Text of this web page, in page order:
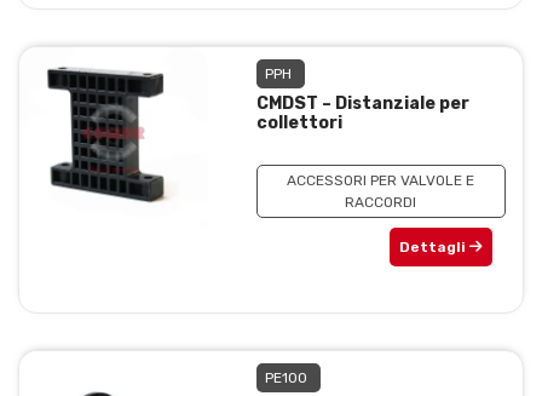
PPH
CMDST – Distanziale per
collettori
ACCESSORI PER VALVOLE E
RACCORDI
Dettagli
PE100